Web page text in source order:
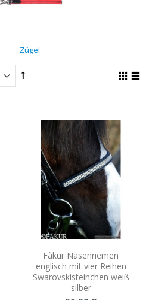
Zügel
Fàkur Nasenriemen
englisch mit vier Reihen
Swarovskisteinchen weiß
silber